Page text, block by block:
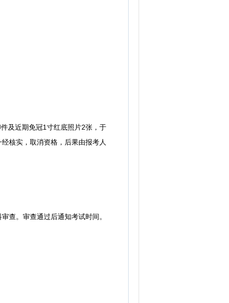
及近期免冠1寸红底照片2张，于
核实，取消资格，后果由报考人
。审查通过后通知考试时间。